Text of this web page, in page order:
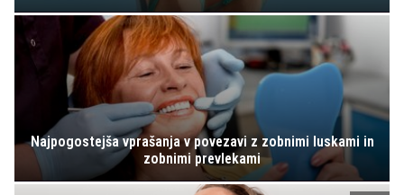
Najpogostejša vprašanja v povezavi z zobnimi luskami in
zobnimi prevlekami